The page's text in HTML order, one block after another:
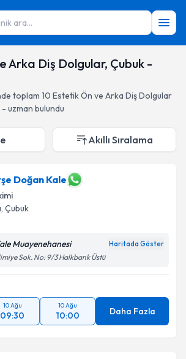
ara...
Arka Diş Dolgular, Çubuk -
toplam 10 Estetik Ön ve Arka Diş Dolgular
uzman bulundu
Akıllı Sıralama
Doğan Kale
, Çubuk
Muayenehanesi Haritada Göster
Sok. No: 9/3 Halkbank Üstü
10 Ağu
09:30
10 Ağu
10:00 Daha Fazla